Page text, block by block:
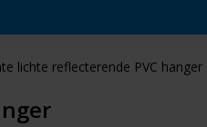
lichte reflecterende PVC hanger